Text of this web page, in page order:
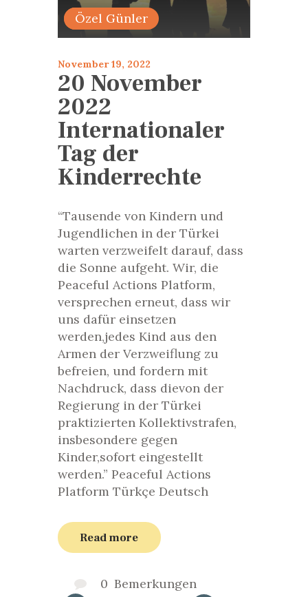
Bildiri
Özel Günler
November 19, 2022
20 November
2022
Internationaler
Tag der
Kinderrechte
“Tausende von Kindern und
Jugendlichen in der Türkei
warten verzweifelt darauf, dass
die Sonne aufgeht. Wir, die
Peaceful Actions Platform,
versprechen erneut, dass wir
uns dafür einsetzen
werden,jedes Kind aus den
Armen der Verzweiflung zu
befreien, und fordern mit
Nachdruck, dass dievon der
Regierung in der Türkei
praktizierten Kollektivstrafen,
insbesondere gegen
Kinder,sofort eingestellt
werden.” Peaceful Actions
Platform Türkçe Deutsch
Read more
0 Bemerkungen